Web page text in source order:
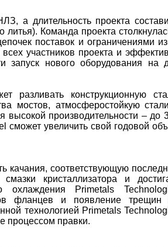
а длительность проекта
Команда проекта
поставок и ограничениями
участников проекта и
запуск нового оборудования на
разливать конструкционную
мостов, атмосферостойкую
производительности – до
увеличить свой годовой
качания, соответствующую
кристаллизатора и
охлаждения Primetals
фланцев и появление трещин
технологией Primetals
процессом правки.